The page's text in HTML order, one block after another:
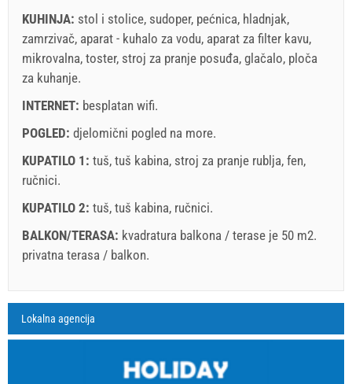
KUHINJA: stol i stolice, sudoper, pećnica, hladnjak,
zamrzivač, aparat - kuhalo za vodu, aparat za filter kavu,
mikrovalna, toster, stroj za pranje posuđa, glačalo, ploča
za kuhanje.
INTERNET: besplatan wifi.
POGLED: djelomični pogled na more.
KUPATILO 1: tuš, tuš kabina, stroj za pranje rublja, fen,
ručnici.
KUPATILO 2: tuš, tuš kabina, ručnici.
BALKON/TERASA: kvadratura balkona / terase je 50 m2.
privatna terasa / balkon.
A1 Apartment (4+2) : Prices 2026 EUR
4. srp 2026.
28. kol 2026.
29. kol 2026.
11. ruj 2026.
12. ruj 2026.
Legenda: termini sredpozadinom su rezervirani
kolovoz 2026
UT SR ČE PE SU
Polja označena s zvijedicom (*) su obavezna!
Lokalna agencija